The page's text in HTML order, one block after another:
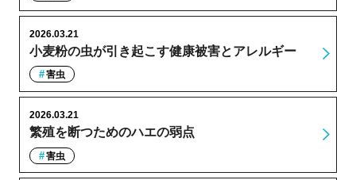
小麦粉の虫が引き起こす健康被害とアレルギー
2026.03.21
害虫
繁殖を断つためのハエの弱点
2026.03.21
害虫